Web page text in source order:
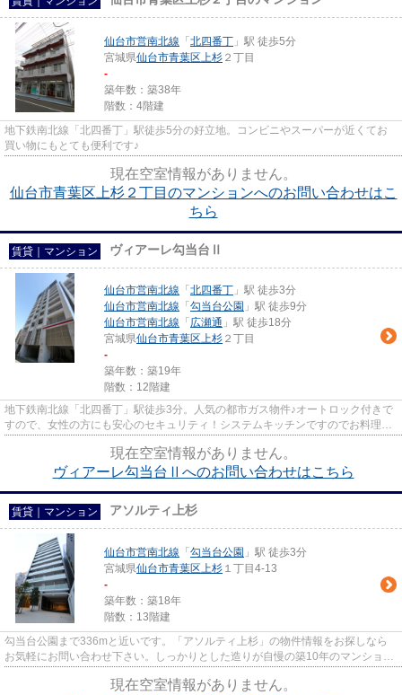
仙台市営南北線 「 北四番丁 」駅 徒歩5分
宮城県仙台市青葉区上杉 ２丁目
-
築年数：築38年
階数：4階建
地下鉄南北線「北四番丁」駅徒歩5分の好立地。コンビニやスーパーが近くてお
買い物にもとても便利です♪
現在空室情報がありません。
仙台市青葉区上杉２丁目のマンションへのお問い合わせはこ
ちら
賃貸｜マンション ヴィアーレ勾当台Ⅱ
仙台市営南北線 「 北四番丁 」駅 徒歩3分
仙台市営南北線 「 勾当台公園 」駅 徒歩9分
仙台市営南北線 「 広瀬通 」駅 徒歩18分
宮城県仙台市青葉区上杉 ２丁目
-
築年数：築19年
階数：12階建
地下鉄南北線「北四番丁」駅徒歩3分。人気の都市ガス物件♪オートロック付きで
すので、女性の方にも安心のセキュリティ！システムキッチンですのでお料理が
現在空室情報がありません。
ヴィアーレ勾当台Ⅱへのお問い合わせはこちら
賃貸｜マンション アソルティ上杉
仙台市営南北線 「 勾当台公園 」駅 徒歩3分
宮城県仙台市青葉区上杉 １丁目4-13
-
築年数：築18年
階数：13階建
勾当台公園まで336mと近いです。「アソルティ上杉」の物件情報をお探しなら
お気軽にお問い合わせ下さい。しっかりとした造りが自慢の築10年のマンショ
現在空室情報がありません。